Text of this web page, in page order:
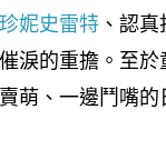
珍妮史雷特 、認
淚的重擔。至
萌、一邊鬥嘴